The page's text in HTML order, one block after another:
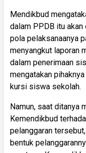
Mendikbud
dalam PPDB itu
pola pelaksanaanya
menyangkut laporan
dalam penerimaan
mengatakan
kursi siswa sekolah.
Namun, saat ditanya
Kemendikbud
pelanggaran
bentuk